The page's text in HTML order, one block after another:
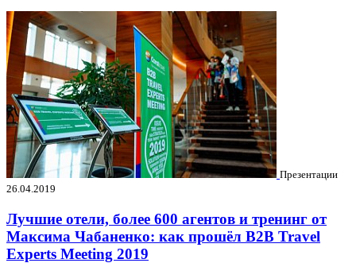
Презентации
26.04.2019
Лучшие отели, более 600 агентов и тренинг от
Максима Чабаненко: как прошёл B2B Travel
Experts Meeting 2019